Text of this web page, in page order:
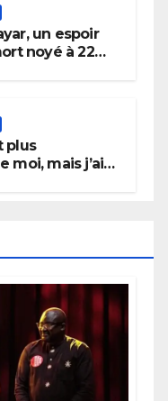
un espoir
noyé à 22
plus
moi, mais j’ai